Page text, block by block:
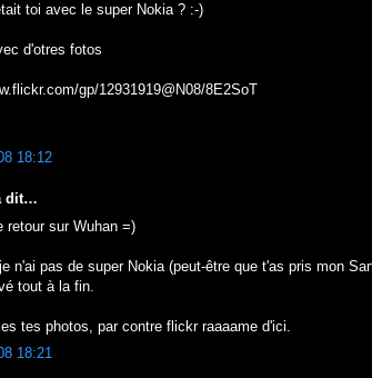
toi avec le super Nokia ? :-)
d'otres fotos
gp/12931919@N08/8E2SoT
18:12
dit…
retour sur Wuhan =)
n'ai pas de super Nokia (peut-être que t'as pris mon
tout à la fin.
tes photos, par contre flickr raaaame d'ici.
18:21